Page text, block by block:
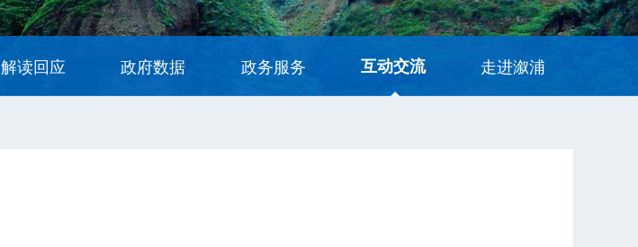
解读回应 政府数据 政务服务 互动交流 走进溆浦